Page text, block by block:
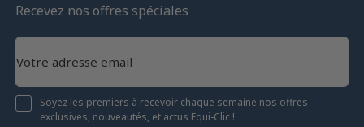
Recevez nos offres spéciales
Soyez les premiers à recevoir chaque semaine nos offres
exclusives, nouveautés, et actus Equi-Clic !